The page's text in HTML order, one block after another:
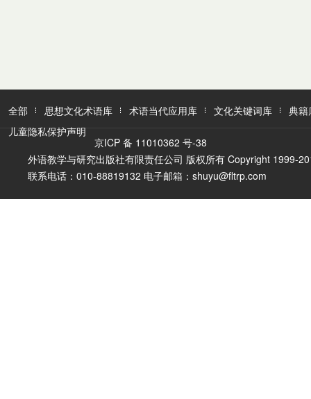
全部 思想文化术语库 术语当代应用库 文化关键词库
典籍
儿童隐私保护声明
京ICP 备 11010362 号-38
外语教学与研究出版社有限责任公司 版权所有 Copyright 1999-
联系电话：010-88819132 电子邮箱：shuyu@fltrp.com